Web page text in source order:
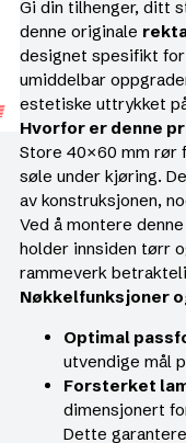
Gi din tilhenger, ditt
denne originale
designet spesifikt
umiddelbar
estetiske uttrykket
Hvorfor er denne
Store 40×60 mm rør
søle under kjøring.
av konstruksjonen,
Ved å montere
holder innsiden tørr
rammeverk
Nøkkelfunksjoner
Optimal
utvendige mål
Forsterket
dimensjonert
Dette